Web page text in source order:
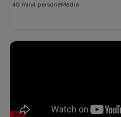
40 min4 personeMedia